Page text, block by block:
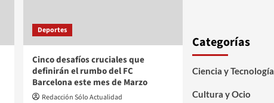
Deportes
Cinco desafíos cruciales que
definirán el rumbo del FC
Barcelona este mes de Marzo
Redacción Sólo Actualidad
Categorías
Ciencia y Tecnología
Cultura y Ocio